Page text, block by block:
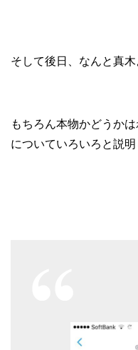
そして後日、なんと真
もちろん本物かどうか
についていろいろと説明